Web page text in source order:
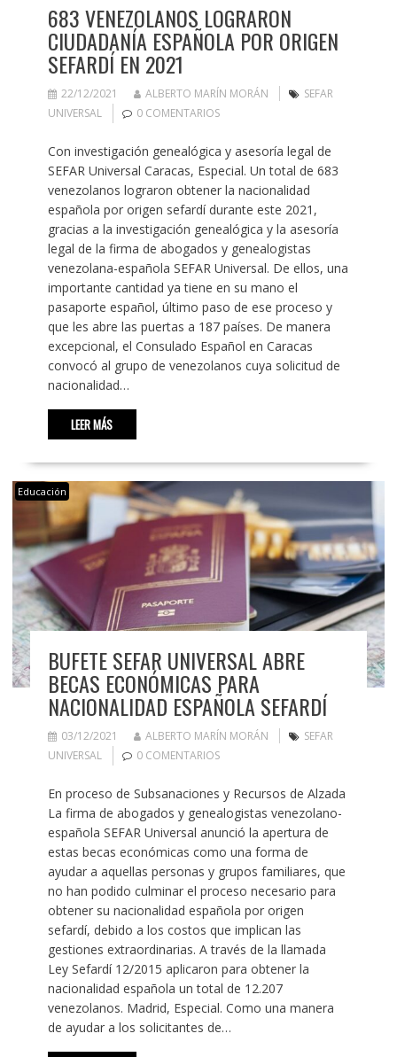
683 VENEZOLANOS LOGRARON
CIUDADANÍA ESPAÑOLA POR ORIGEN
SEFARDÍ EN 2021
22/12/2021 ALBERTO MARÍN MORÁN
SEFAR
UNIVERSAL
0 COMENTARIOS
Con investigación genealógica y asesoría legal de
SEFAR Universal Caracas, Especial. Un total de 683
venezolanos lograron obtener la nacionalidad
española por origen sefardí durante este 2021,
gracias a la investigación genealógica y la asesoría
legal de la firma de abogados y genealogistas
venezolana-española SEFAR Universal. De ellos, una
importante cantidad ya tiene en su mano el
pasaporte español, último paso de ese proceso y
que les abre las puertas a 187 países. De manera
excepcional, el Consulado Español en Caracas
convocó al grupo de venezolanos cuya solicitud de
nacionalidad…
LEER MÁS
Educación
BUFETE SEFAR UNIVERSAL ABRE
BECAS ECONÓMICAS PARA
NACIONALIDAD ESPAÑOLA SEFARDÍ
03/12/2021 ALBERTO MARÍN MORÁN
SEFAR
UNIVERSAL
0 COMENTARIOS
En proceso de Subsanaciones y Recursos de Alzada
La firma de abogados y genealogistas venezolano-
española SEFAR Universal anunció la apertura de
estas becas económicas como una forma de
ayudar a aquellas personas y grupos familiares, que
no han podido culminar el proceso necesario para
obtener su nacionalidad española por origen
sefardí, debido a los costos que implican las
gestiones extraordinarias. A través de la llamada
Ley Sefardí 12/2015 aplicaron para obtener la
nacionalidad española un total de 12.207
venezolanos. Madrid, Especial. Como una manera
de ayudar a los solicitantes de…